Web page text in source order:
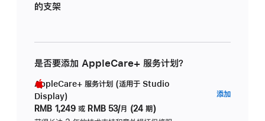
的支架
是否要添加 AppleCare+ 服务计划？
AppleCare+ 服务计划 (适用于 Studio
Display)
RMB 1,249 或 RMB 53/月 (24 期)
添加